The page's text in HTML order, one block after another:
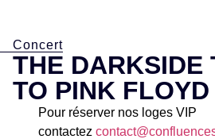
Concert
THE DARKSIDE
TO PINK FLOYD
Pour réserver nos loges VIP
contactez